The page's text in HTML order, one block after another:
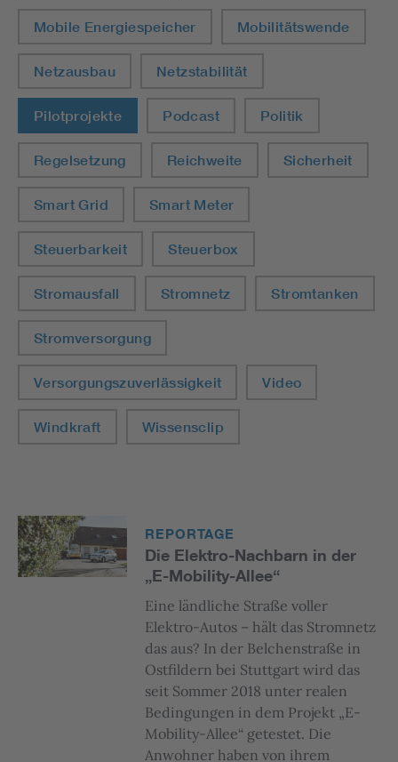
Mobile Energiespeicher Mobilitätswende
Netzausbau Netzstabilität
Pilotprojekte Podcast Politik
Regelsetzung Reichweite Sicherheit
Smart Grid Smart Meter
Steuerbarkeit Steuerbox
Stromausfall Stromnetz Stromtanken
Stromversorgung
Versorgungszuverlässigkeit Video
Windkraft Wissensclip
REPORTAGE
Die Elektro-Nachbarn in der
„E-Mobility-Allee“
Eine ländliche Straße voller
Elektro-Autos – hält das Stromnetz
das aus? In der Belchenstraße in
Ostfildern bei Stuttgart wird das
seit Sommer 2018 unter realen
Bedingungen in dem Projekt „E-
Mobility-Allee“ getestet. Die
Anwohner haben von ihrem